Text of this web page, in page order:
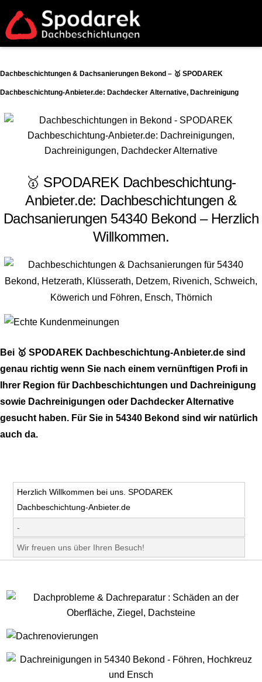
Dachbeschichtungen & Dachsanierungen Bekond – 🥇 SPODAREK
Dachbeschichtung-Anbieter.de: Dachdecker Alternative, Dachreinigung
🥇 SPODAREK Dachbeschichtung-
Anbieter.de: Dachbeschichtungen &
Dachsanierungen 54340 Bekond – Herzlich
Willkommen.
Bei 🥇 SPODAREK Dachbeschichtung-Anbieter.de sind
genau richtig wenn Sie nach einem vernünftigen Profi in
Ihrer Region für Dachbeschichtungen und Dachreinigung
sowie Dachreinigungen oder Dachdecker Alternative
gesucht haben. Für Sie in 54340 Bekond sind wir natürlich
auch da.
Herzlich Willkommen bei uns. SPODAREK
Dachbeschichtung-Anbieter.de
-
Wir freuen uns über Ihren Besuch!